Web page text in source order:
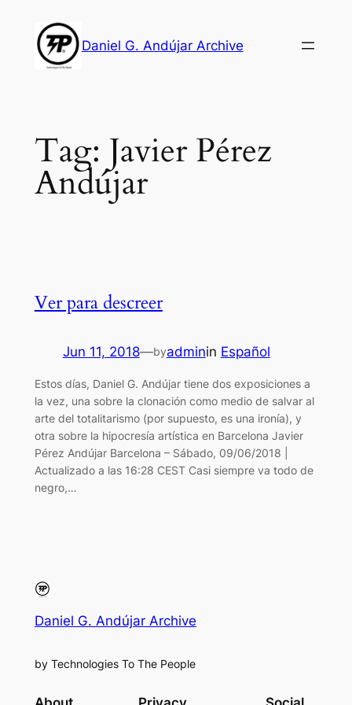
content
Daniel G. Andújar Archive
Tag: Javier Pérez
Andújar
Ver para descreer
Jun 11, 2018—byadminin Español
Estos días, Daniel G. Andújar tiene dos exposiciones a
la vez, una sobre la clonación como medio de salvar al
arte del totalitarismo (por supuesto, es una ironía), y
otra sobre la hipocresía artística en Barcelona Javier
Pérez Andújar Barcelona – Sábado, 09/06/2018 |
Actualizado a las 16:28 CEST Casi siempre va todo de
negro,…
Daniel G. Andújar Archive
by Technologies To The People